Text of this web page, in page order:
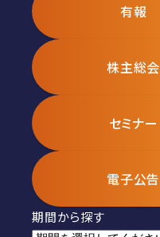
有報
株主総会
セミナー
電子公告
期間から探す